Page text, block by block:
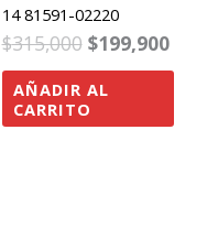
14 81591-02220
$315,000 $199,900
AÑADIR AL
CARRITO